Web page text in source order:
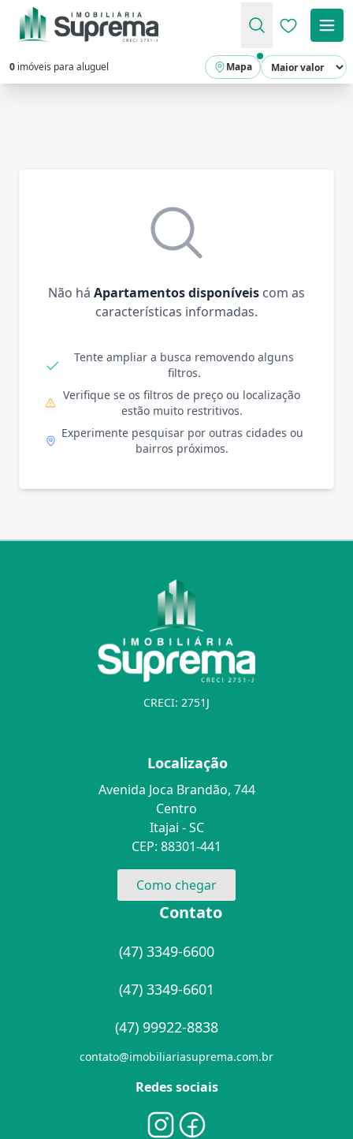
Favoritos
0 imóveis para aluguel Mapa
Não há Apartamentos disponíveis com as
características informadas.
Tente ampliar a busca removendo alguns
filtros.
Verifique se os filtros de preço ou localização
estão muito restritivos.
Experimente pesquisar por outras cidades ou
bairros próximos.
CRECI: 2751J
Localização
Avenida Joca Brandão, 744
Centro
Itajai - SC
CEP: 88301-441
Como chegar
Contato
(47) 3349-6600
(47) 3349-6601
(47) 99922-8838
contato@imobiliariasuprema.com.br
Redes sociais